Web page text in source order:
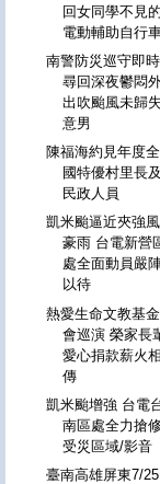
回女同學不見的
電動輔助自行
南警防災巡守即時
尋回深夜鬱悶
出吹颱風未歸失
意男
陳福海約見年度全
國特優村里長及
民政人員
凱米颱逼近夾強風
豪雨 台電新營
處全面動員嚴
以待
熱愛生命文教基金
會巡演 榮家長
愛心捐款薪火相
傳
凱米颱增強 台電
南區處全力搶
受災區域/影音
臺南高雄屏東7/25